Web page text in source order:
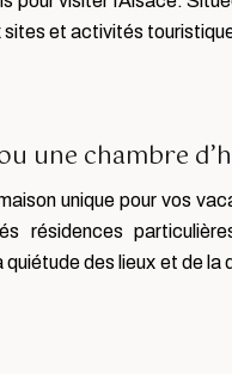
sites et activités
une chambre
unique pour vos
résidences
des lieux et de la